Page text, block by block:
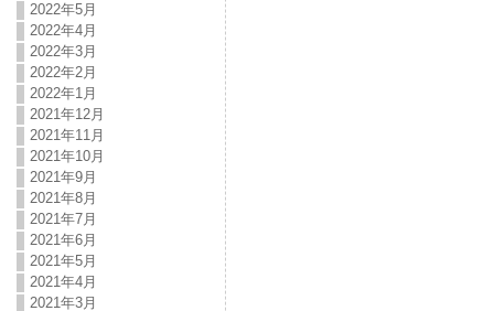
2022年5月
2022年4月
2022年3月
2022年2月
2022年1月
2021年12月
2021年11月
2021年10月
2021年9月
2021年8月
2021年7月
2021年6月
2021年5月
2021年4月
2021年3月